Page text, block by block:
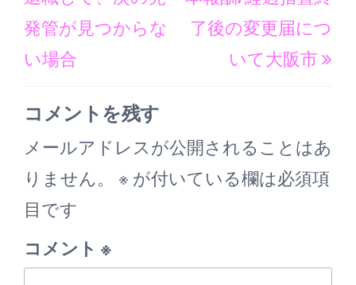
ビ
ゲ
ー
シ
ョ
ン
の
投
稿
発管が見つからな
い場合
了後の変更届につ
いて大阪市
コメントを残す
メールアドレスが公開されることはあ
りません。
※ が付いている欄は必須項
目です
コメント ※